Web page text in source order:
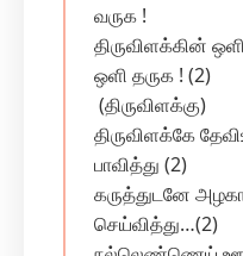
வருக !
திருவிளக்கின்
ஒளி தருக ! (2)
(திருவிளக்கு)
திருவிளக்கே
பாவித்து (2)
கருத்துடனே
செய்வித்து…(2)